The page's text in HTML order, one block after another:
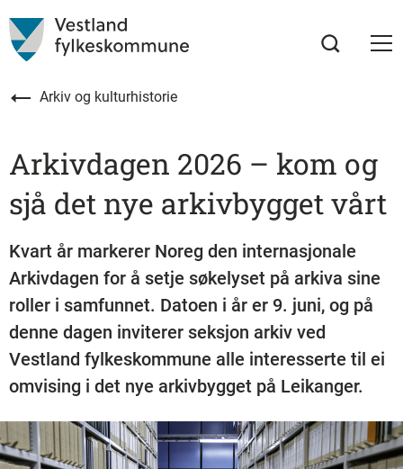
Arkiv og kulturhistorie
Arkivdagen 2026 – kom og
sjå det nye arkivbygget vårt
Kvart år markerer Noreg den internasjonale
Arkivdagen for å setje søkelyset på arkiva sine
roller i samfunnet. Datoen i år er 9. juni, og på
denne dagen inviterer seksjon arkiv ved
Vestland fylkeskommune alle interesserte til ei
omvising i det nye arkivbygget på Leikanger.